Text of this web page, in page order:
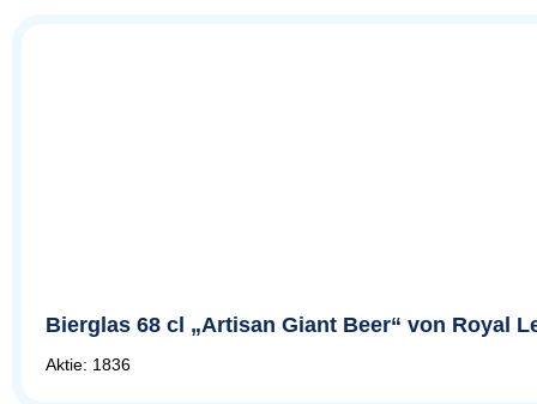
Bierglas 68 cl „Artisan Giant Beer“ von Royal
Aktie: 1836